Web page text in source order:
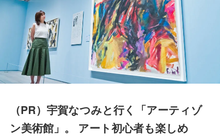
（PR）宇賀なつみと行く「アーティゾ
ン美術館」。 アート初心者も楽しめ